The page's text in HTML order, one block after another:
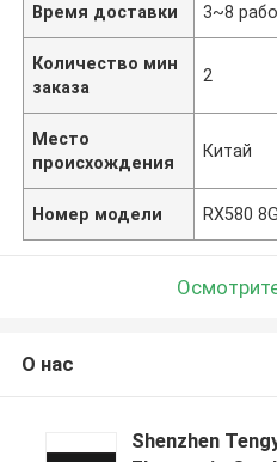
Время доставки 3~8
Количество мин
заказа
2
Место
происхождения
Китай
Номер модели RX580
О нас
Shenzhen